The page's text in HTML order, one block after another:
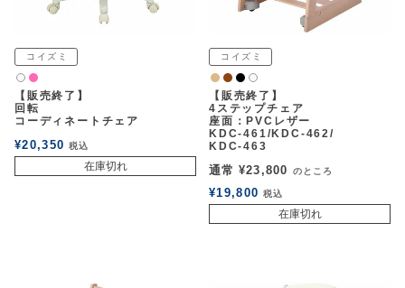
コイズミ
白2ピンク
【販売終了】
回転
コーディネートチェア
¥20,350 税込
在庫切れ
コイズミ
ナチュラル
ウォルナット
黒 白2
【販売終了】
4ステップチェア
座面：PVCレザー
KDC-461/KDC-462/
KDC-463
通常 ¥23,800 のところ
¥19,800 税込
在庫切れ